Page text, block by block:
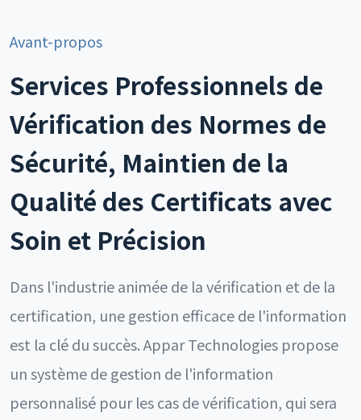
Avant-propos
Services Professionnels de
Vérification des Normes de
Sécurité, Maintien de la
Qualité des Certificats avec
Soin et Précision
Dans l'industrie animée de la vérification et de la
certification, une gestion efficace de l'information
est la clé du succès. Appar Technologies propose
un système de gestion de l'information
personnalisé pour les cas de vérification, qui sera